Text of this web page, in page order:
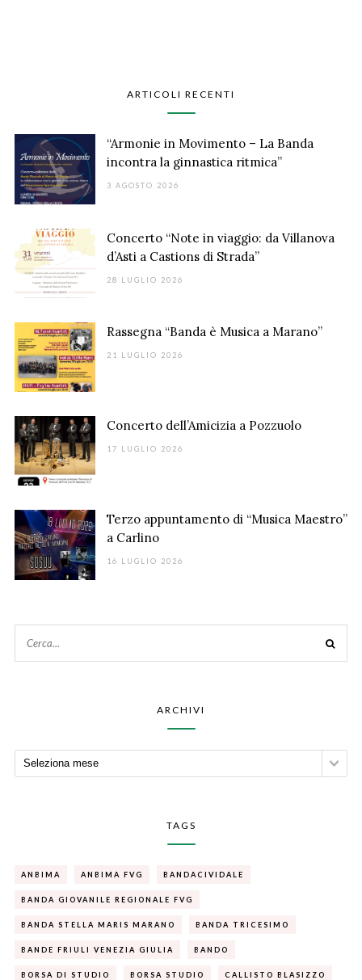
ARTICOLI RECENTI
“Armonie in Movimento – La Banda
incontra la ginnastica ritmica”
3 AGOSTO 2026
Concerto “Note in viaggio: da Villanova
d’Asti a Castions di Strada”
28 LUGLIO 2026
Rassegna “Banda è Musica a Marano”
21 LUGLIO 2026
Concerto dell’Amicizia a Pozzuolo
17 LUGLIO 2026
Terzo appuntamento di “Musica Maestro”
a Carlino
16 LUGLIO 2026
ARCHIVI
TAGS
ANBIMA ANBIMA FVG BANDACIVIDALE
BANDA GIOVANILE REGIONALE FVG
BANDA STELLA MARIS MARANO BANDA TRICESIMO
BANDE FRIULI VENEZIA GIULIA BANDO
BORSA DI STUDIO BORSA STUDIO CALLISTO BLASIZZO